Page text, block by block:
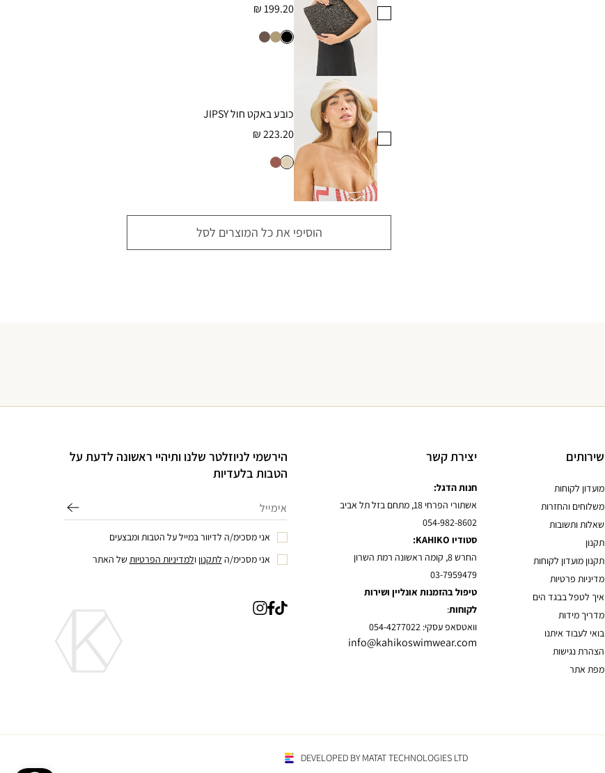
199.20 ₪
כובע באקט חול JIPSY
223.20 ₪
הוסיפי את כל המוצרים לסל
שירותים
מועדון לקוחות
משלוחים והחזרות
שאלות ותשובות
תקנון
תקנון מועדון לקוחות
מדיניות פרטיות
איך לטפל בבגד הים
מדריך מידות
בואי לעבוד איתנו
הצהרת נגישות
מפת אתר
יצירת קשר
חנות הדגל:
אשתורי הפרחי 18, מתחם בזל תל אביב
054-982-8602
סטודיו KAHIKO:
החרש 8, קומה ראשונה רמת השרון
03-7959479
טיפול בהזמנות אונליין ושירות
לקוחות:
וואטסאפ עסקי: 054-4277022
info@kahikoswimwear.com
הירשמי לניוזלטר שלנו ותיהיי ראשונה לדעת על
הטבות בלעדיות
אני מסכימ/ה לדיוור במייל על הטבות ומבצעים
אני מסכימ/ה לתקנון ולמדיניות הפרטיות של האתר
טיקפייסבוק
אינסטגרם
DEVELOPED BY MATAT TECHNOLOGIES LTD